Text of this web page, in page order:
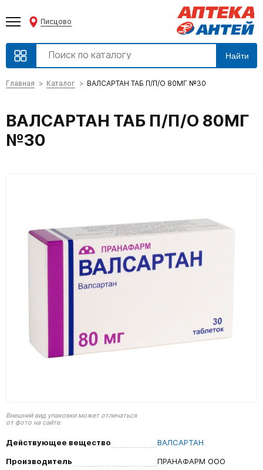
Писцово
Найти
Главная Каталог ВАЛСАРТАН ТАБ П/П/О 80МГ №30
ВАЛСАРТАН ТАБ П/П/О 80МГ
№30
Внешний вид упаковки может отличаться
от фото на сайте.
Действующее вещество
ВАЛСАРТАН
Производитель
ПРАНАФАРМ ООО